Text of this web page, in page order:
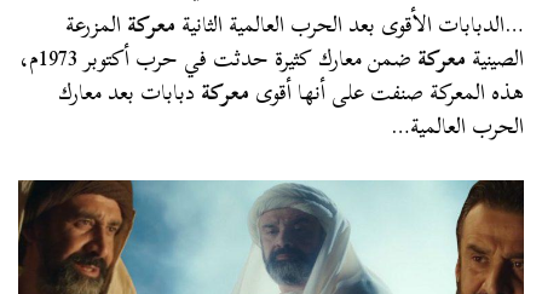
…الدبابات الأقوى بعد الحرب العالمية الثانيةمعركةالمزرعة
الصينيةمعركة ضمن معارك كثيرة حدثت في حرب أكتوبر 1973م،
هذه المعركة صنفت على أنها أقوىمعركةدبابات بعد معارك
الحرب العالمية…